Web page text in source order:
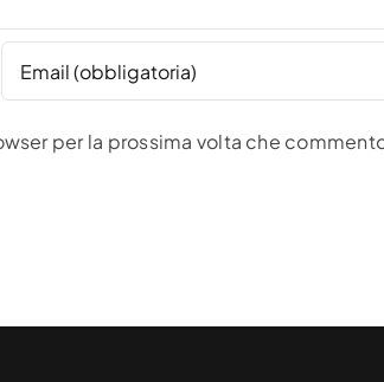
per la prossima volta che